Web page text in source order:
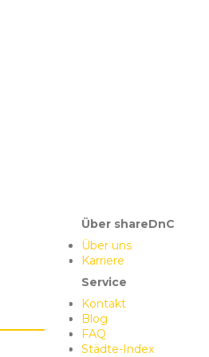
Über shareDnC
Über uns
Karriere
Service
Kontakt
Blog
FAQ
Städte-Index